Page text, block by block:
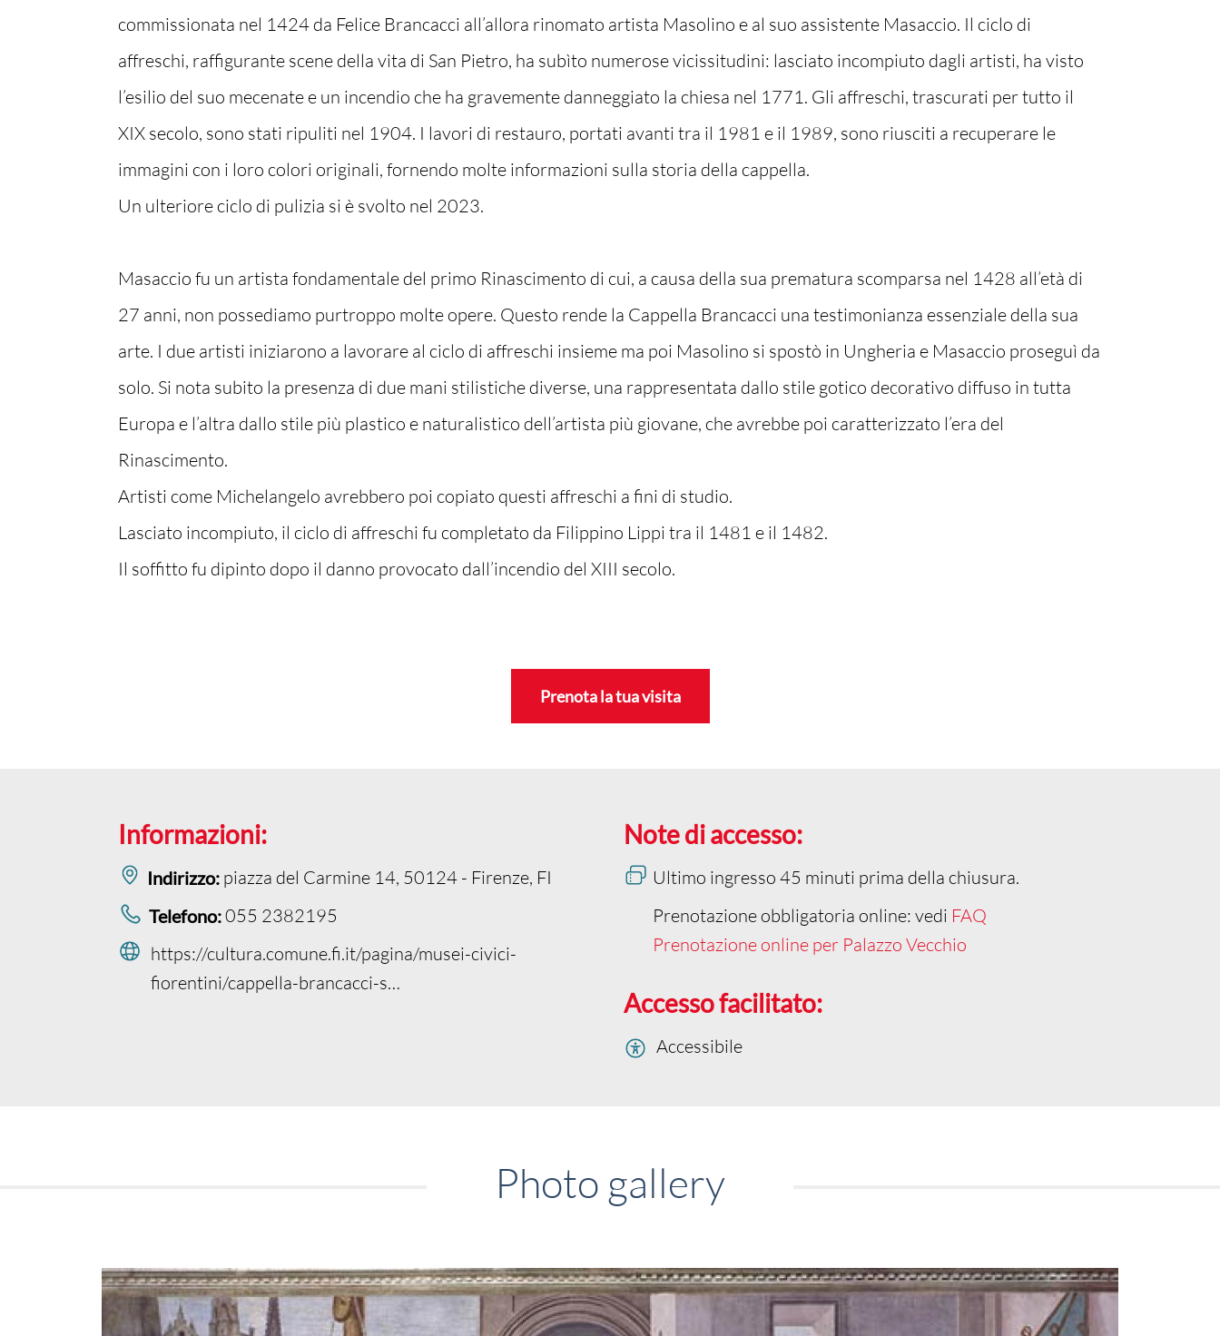
commissionata nel 1424 da Felice Brancacci all’allora rinomato artista Masolino e al suo assistente Masaccio. Il ciclo di
affreschi, raffigurante scene della vita di San Pietro, ha subìto numerose vicissitudini: lasciato incompiuto dagli artisti, ha visto
l’esilio del suo mecenate e un incendio che ha gravemente danneggiato la chiesa nel 1771. Gli affreschi, trascurati per tutto il
XIX secolo, sono stati ripuliti nel 1904. I lavori di restauro, portati avanti tra il 1981 e il 1989, sono riusciti a recuperare le
immagini con i loro colori originali, fornendo molte informazioni sulla storia della cappella.
Un ulteriore ciclo di pulizia si è svolto nel 2023.
Masaccio fu un artista fondamentale del primo Rinascimento di cui, a causa della sua prematura scomparsa nel 1428 all’età di
27 anni, non possediamo purtroppo molte opere. Questo rende la Cappella Brancacci una testimonianza essenziale della sua
arte. I due artisti iniziarono a lavorare al ciclo di affreschi insieme ma poi Masolino si spostò in Ungheria e Masaccio proseguì da
solo. Si nota subito la presenza di due mani stilistiche diverse, una rappresentata dallo stile gotico decorativo diffuso in tutta
Europa e l’altra dallo stile più plastico e naturalistico dell’artista più giovane, che avrebbe poi caratterizzato l’era del
Rinascimento.
Artisti come Michelangelo avrebbero poi copiato questi affreschi a fini di studio.
Lasciato incompiuto, il ciclo di affreschi fu completato da Filippino Lippi tra il 1481 e il 1482.
Il soffitto fu dipinto dopo il danno provocato dall’incendio del XIII secolo.
Prenota la tua visita
Informazioni:
Indirizzo: piazza del Carmine 14, 50124 - Firenze, FI
Telefono:055 2382195
https://cultura.comune.fi.it/pagina/musei-civici-
fiorentini/cappella-brancacci-s…
Note di accesso:
Ultimo ingresso 45 minuti prima della chiusura.
Prenotazione obbligatoria online: vedi FAQ
Prenotazione online per Palazzo Vecchio
Accesso facilitato:
Accessibile
Photo gallery